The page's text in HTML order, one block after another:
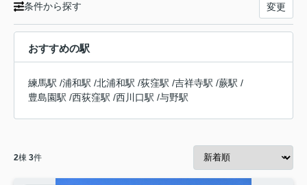
条件から探す 変更
おすすめの駅
練馬駅 /浦和駅 /北浦和駅 /荻窪駅 /吉祥寺駅 /蕨駅 /
豊島園駅 /西荻窪駅 /西川口駅 /与野駅
2棟 3件